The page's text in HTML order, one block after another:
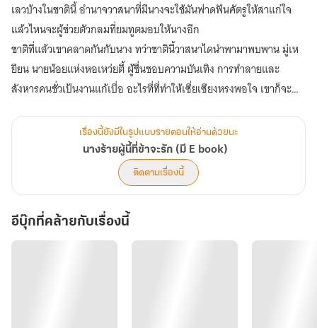
เลวบ้างในชาตินี้ อำนาจวาสนาที่มีนางจะใช้มันฟาดฟันศัตรูให้สาแก่ใจ
แล้วไหนจะผู้ช่วยตัวกลมที่ยมทูตมอบให้นางอีก
ชาติที่แล้วเขาคลาดกันกับนาง ทว่าชาตินี้วาสนาไดนำพามาพบพาน มู่เห
ยียน นายน้อยแห่งหอเหว่ยตี้ ผู้ชื่นชอบความบันเทิง การทำลายและ
สังหารคนชั่วเป้นงานแก้เบื่อ อะไรที่ที่ทำให้เซี่ยเซียงหรงพอใจ เขาก็จะ
นำมามอบให้นางแทบตัก รวมถึงตัวและหัวใจของเขา ขอค่าตอบแทนจาก
นางเป็นเพียงเต้าหู้คำเล็กๆวันละนิดก็พอ
เรื่องนี้ยังมีในรูปแบบรายตอนให้อ่านด้วยนะ
นางร้ายผู้นี้ที่ข้าจะรัก (มี E book)
ติดตามเรื่องนี้
อีบุ๊กที่คล้ายกับเรื่องนี้